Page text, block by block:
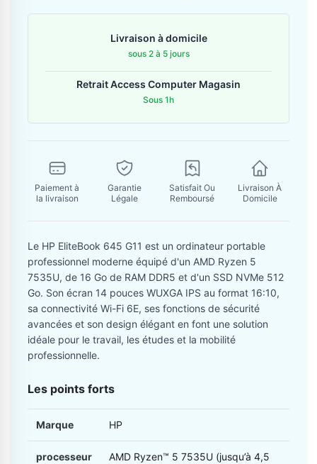
Livraison à domicile
sous 2 à 5 jours
Retrait Access Computer Magasin
Sous 1h
Paiement à
la livraison
Garantie
Légale
Satisfait Ou
Remboursé
Livraison À
Domicile
Le HP EliteBook 645 G11 est un ordinateur portable
professionnel moderne équipé d'un AMD Ryzen 5
7535U, de 16 Go de RAM DDR5 et d'un SSD NVMe 512
Go. Son écran 14 pouces WUXGA IPS au format 16:10,
sa connectivité Wi-Fi 6E, ses fonctions de sécurité
avancées et son design élégant en font une solution
idéale pour le travail, les études et la mobilité
professionnelle.
Les points forts
Marque HP
processeur
AMD Ryzen™ 5 7535U (jusqu’à 4,5